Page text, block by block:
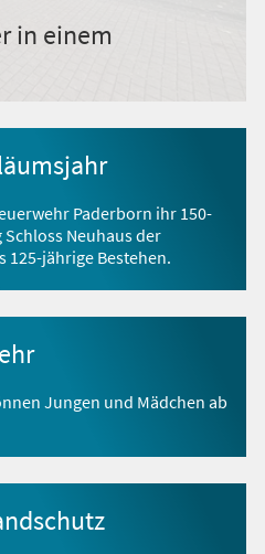
in einem
Paderborn ihr 150-
Neuhaus der
125-jährige Bestehen.
Jungen und Mädchen ab